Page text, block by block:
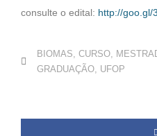
consulte o edital: http://goo.gl/
BIOMAS, CURSO,
GRADUAÇÃO, UFOP